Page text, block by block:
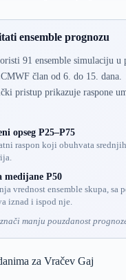
ensemble prognozu
91 ensemble simulaciju u
član od 6. do 15. dana.
pristup prikazuje raspone
opseg P25–P75
raspon koji obuhvata
medijane P50
vrednost ensemble skupa, sa
iznad i ispod nje.
manju pouzdanost
za Vračev Gaj